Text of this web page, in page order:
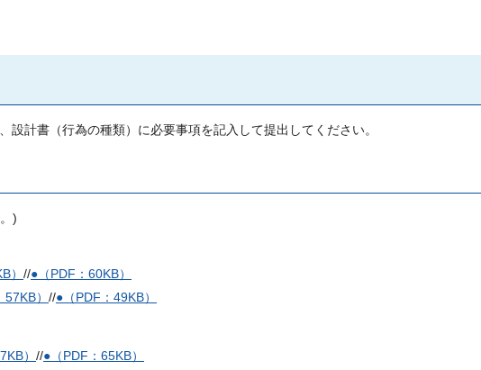
設計書（行為の種類）に必要事項を記入して提出してください。
)
） //●（PDF：60KB）
） //●（PDF：49KB）
） //●（PDF：65KB）